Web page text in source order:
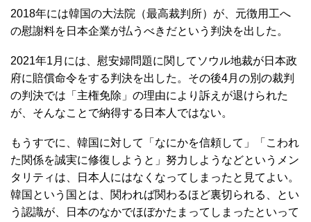
2018年には韓国の大法院（最高裁判所）が、元徴用工へ
の慰謝料を日本企業が払うべきだという判決を出した。
2021年1月には、慰安婦問題に関してソウル地裁が日本政
府に賠償命令をする判決を出した。その後4月の別の裁判
の判決では「主権免除」の理由により訴えが退けられた
が、そんなことで納得する日本人ではない。
もうすでに、韓国に対して「なにかを信頼して」「こわれ
た関係を誠実に修復しようと」努力しようなどというメン
タリティは、日本人にはなくなってしまったと見てよい。
韓国という国とは、関われば関わるほど裏切られる、とい
う認識が、日本のなかでほぼかたまってしまったといって